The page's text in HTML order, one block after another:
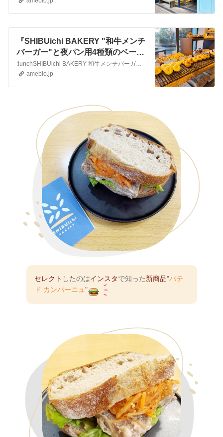
『SHIBUichi BAKERY "和牛メンチ
バーガー"と夜パン用4種類のベーグ
ル♡＊』
:lunchSHIBUichi BAKERY 和牛メンチバーガー渋谷キャストの裏にある「SHIBUichi BAKERY」さんへ「RIGOLETTO」などの人…
ameblo.jp
セレクト したのはインスタで知った新商品"パテ
ド カンパーニュ "